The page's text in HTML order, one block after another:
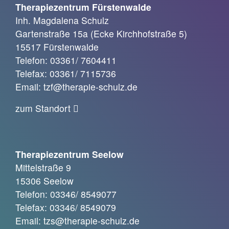
Therapiezentrum Fürstenwalde
Inh. Magdalena Schulz
Gartenstraße 15a (Ecke Kirchhofstraße 5)
15517 Fürstenwalde
Telefon: 03361/ 7604411
Telefax: 03361/ 7115736
Email: tzf@therapie-schulz.de
zum Standort
Therapiezentrum Seelow
Mittelstraße 9
15306 Seelow
Telefon: 03346/ 8549077
Telefax: 03346/ 8549079
Email: tzs@therapie-schulz.de